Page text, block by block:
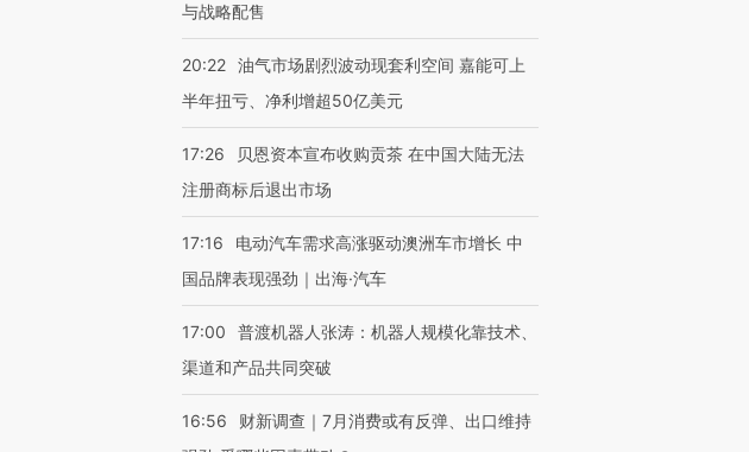
与战略配售
20:22 油气市场剧烈波动现套利空间 嘉能可上
半年扭亏、净利增超50亿美元
17:26
贝恩资本宣布收购贡茶 在中国大陆无法
注册商标后退出市场
17:16
电动汽车需求高涨驱动澳洲车市增长 中
国品牌表现强劲｜出海·汽车
17:00
普渡机器人张涛：机器人规模化靠技术、
渠道和产品共同突破
16:56
财新调查｜7月消费或有反弹、出口维持